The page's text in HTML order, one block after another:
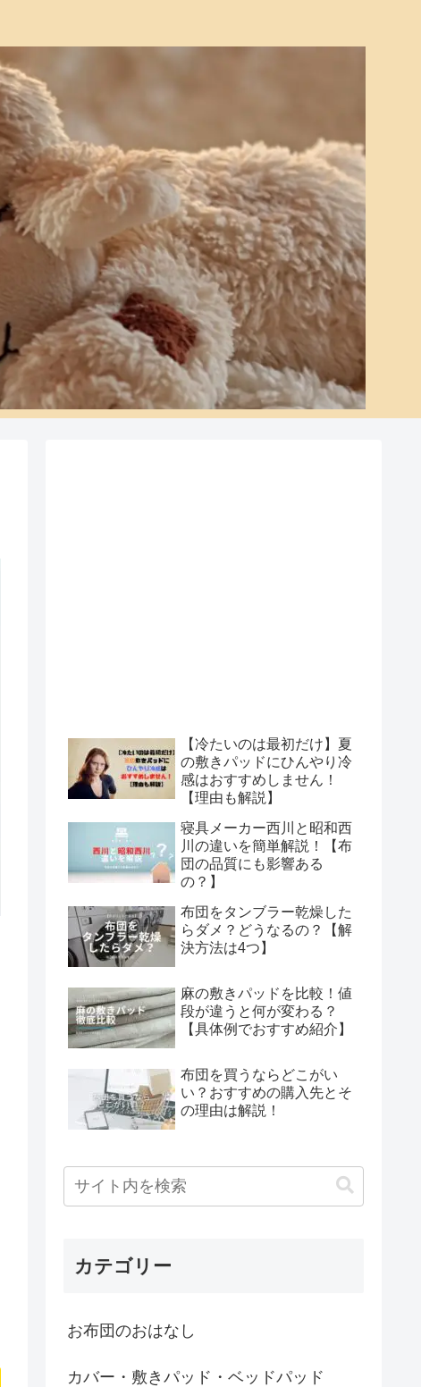
【冷たいのは最初だけ】夏
の敷きパッドにひんやり冷
感はおすすめしません！
【理由も解説】
寝具メーカー西川と昭和西
川の違いを簡単解説！【布
団の品質にも影響ある
の？】
布団をタンブラー乾燥した
らダメ？どうなるの？【解
決方法は4つ】
麻の敷きパッドを比較！値
段が違うと何が変わる？
【具体例でおすすめ紹介】
布団を買うならどこがい
い？おすすめの購入先とそ
の理由は解説！
カテゴリー
お布団のおはなし
カバー・敷きパッド・ベッドパッド